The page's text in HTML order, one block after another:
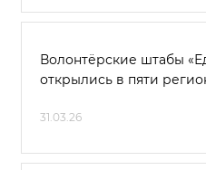
Волонтёрские штабы
открылись в пяти
31.03.26